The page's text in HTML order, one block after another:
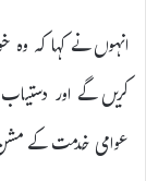
انہوں نے کہا کہ
کریں گے اور
عوامی خدمت کے